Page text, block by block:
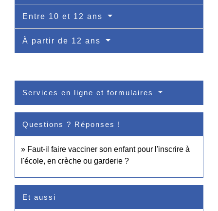
Entre 10 et 12 ans
À partir de 12 ans
Services en ligne et formulaires
Questions ? Réponses !
Faut-il faire vacciner son enfant pour l'inscrire à
l'école, en crèche ou garderie ?
Et aussi